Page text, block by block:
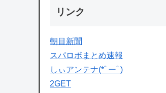
リンク
朝目新聞
スパロボまとめ速報
しぃアンテナ(*ﾟーﾟ)
2GET